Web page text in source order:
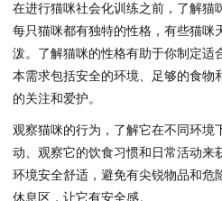
在进行猫咪社会化训练之前，了解猫
每只猫咪都有独特的性格，有些猫咪
泼。了解猫咪的性格有助于你制定适
本需求包括安全的环境、足够的食物
的关注和爱护。
观察猫咪的行为，了解它在不同环境
动、观察它的饮食习惯和日常活动来
环境安全舒适，避免有尖锐物品和危
休息区，让它有安全感。